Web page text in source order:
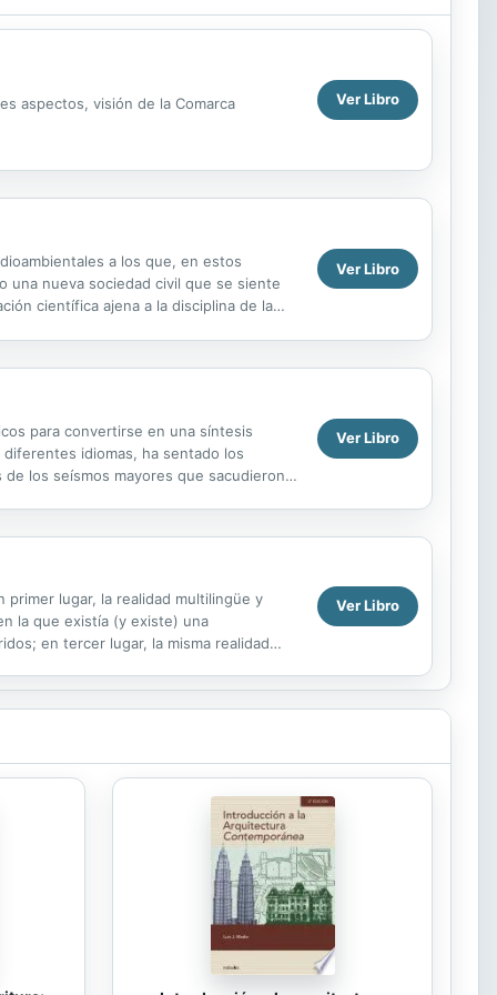
aspectos, visión de la Comarca Ver Libro
a los que, en estos
una nueva sociedad civil que se siente
científica ajena a la disciplina de la
Ver Libro
para convertirse en una síntesis
idiomas, ha sentado los
los seísmos mayores que sacudieron
Ver Libro
lugar, la realidad multilingüe y
la que existía (y existe) una
en tercer lugar, la misma realidad
Ver Libro